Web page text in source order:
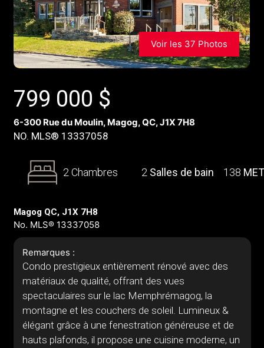
Voir les 37 Photos
799 000 $
6-300 Rue du Moulin, Magog, QC, J1X 7H8
NO. MLS® 13337058
2 Chambres 2 Salles de bain 138
Magog QC, J1X 7H8
No. MLS® 13337058
Remarques :
Condo prestigieux entièrement rénové avec des
matériaux de qualité, offrant des vues
spectaculaires sur le lac Memphrémagog, la
montagne et les couchers de soleil. Lumineux &
élégant grâce à une fenestration généreuse et de
hauts plafonds, il propose une cuisine moderne, un